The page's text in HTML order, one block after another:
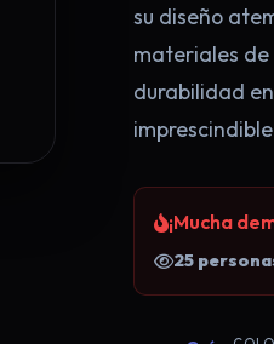
su diseño
materiales
durabilidad
¡Mucha
25
¡Llévate